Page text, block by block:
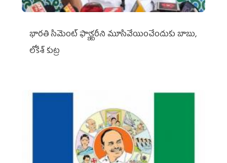
భారతి సిమెంట్ ఫ్యాక్టరీని మూసివేయించేందుకు బాబు,
లోకేశ్ కుట్ర